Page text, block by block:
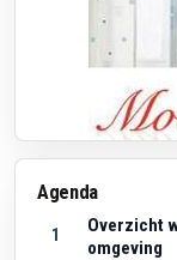
Agenda
1
Overzicht
omgeving